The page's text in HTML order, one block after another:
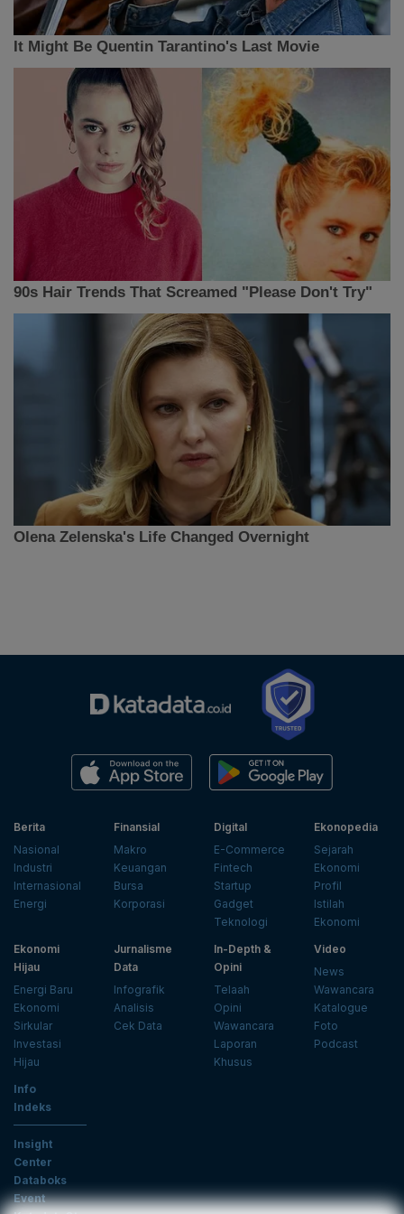
Berita
Nasional
Industri
Internasional
Energi
Finansial
Makro
Keuangan
Bursa
Korporasi
Digital
E-Commerce
Fintech
Startup
Gadget
Teknologi
Ekonopedia
Sejarah
Ekonomi
Profil
Istilah
Ekonomi
Ekonomi
Hijau
Energi Baru
Ekonomi
Sirkular
Investasi
Hijau
Jurnalisme
Data
Infografik
Analisis
Cek Data
In-Depth &
Opini
Telaah
Opini
Wawancara
Laporan
Khusus
Video
News
Wawancara
Katalogue
Foto
Podcast
Info
Indeks
Insight
Center
Databoks
Event